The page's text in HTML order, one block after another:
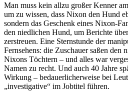
Man muss kein allzu großer Kenner
um zu wissen, dass Nixon den Hund
sondern das Geschenk eines Nixon-
den niedlichen Hund, um Berichte
zerstreuen. Eine Sternstunde der
Fernsehens: die Zuschauer saßen den
Nixons Töchtern – und alles war
Namen zu recht. Und auch 40 Jahre
Wirkung – bedauerlicherweise bei
„investigative“ im Jobtitel führen.